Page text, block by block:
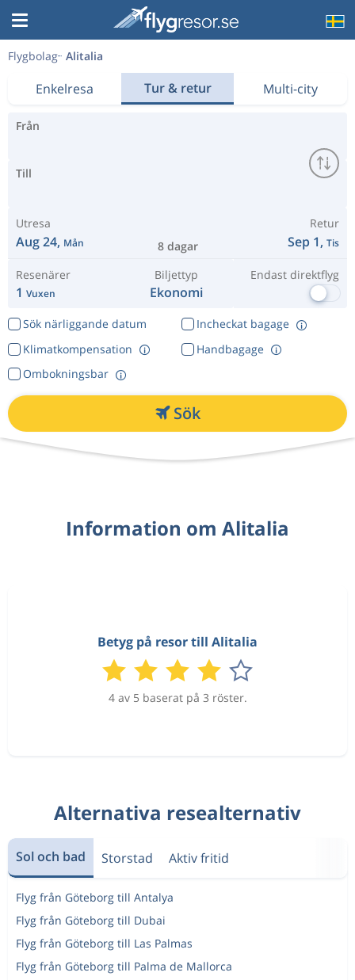
Flygbolag Alitalia
Enkelresa Tur & retur Multi-city
Från
Till
Utresa
Aug 24, Mån 8 dagar
Retur
Sep 1, Tis
Resenärer
1 Vuxen
Biljettyp
Ekonomi
Endast direktflyg
Sök närliggande datum
Incheckat bagage
Klimatkompensation
Ombokningsbar
Handbagage
Sök
Information om Alitalia
Betyg på resor till Alitalia
4 av 5 baserat på 3 röster.
Alternativa resealternativ
Sol och bad Storstad Aktiv fritid
Flyg från Göteborg till Antalya
Flyg från Göteborg till Dubai
Flyg från Göteborg till Las Palmas
Flyg från Göteborg till Palma de Mallorca